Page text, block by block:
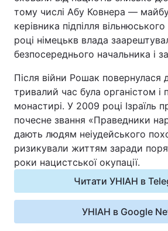
Цікавинки
Відео з Youtube Статті
Інтерв'ю
Архів
Контакти
Реклама на сайті
тому числі Абу Ковнера —
керівника підпілля
році німецькв влада
безпосереднього начальника і
Після війни Рошак повернулася
тривалий час була органістом і
монастирі. У 2009 році Ізраїль
почесне звання «Праведники
дають людям неіудейського
ризикували життям заради
роки нацистської окупації.
Читати УНІАН в
УНІАН в Google